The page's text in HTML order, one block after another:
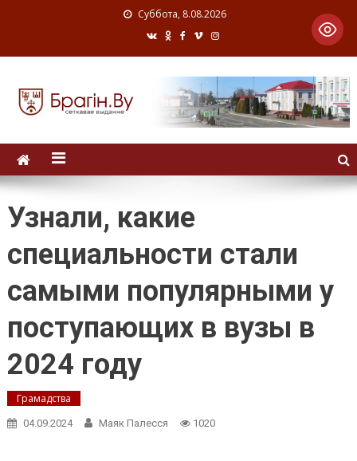
Суббота, 8.08.2026
Узнали, какие
специальности стали
самыми популярными у
поступающих в вузы в
2024 году
Грамадства
04.09.2024 Маяк Палесся 1020